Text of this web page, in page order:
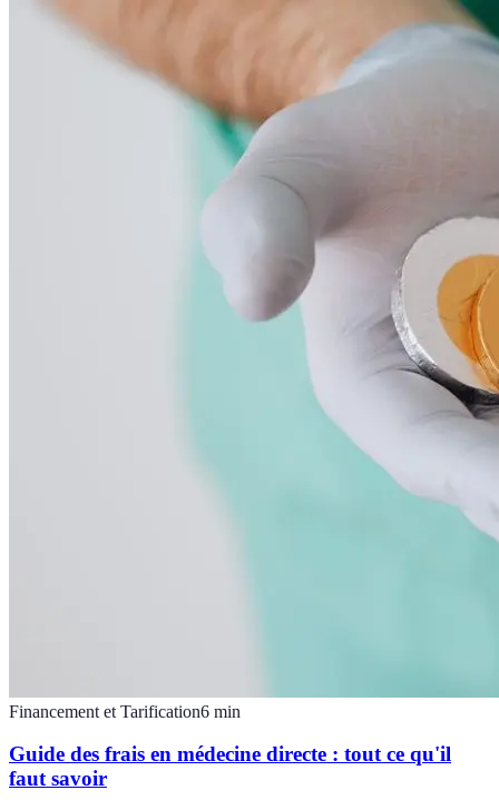
Financement et Tarification6 min
Guide des frais en médecine directe : tout ce qu'il
faut savoir